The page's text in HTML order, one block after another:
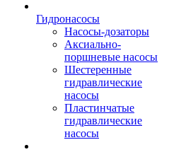
Гидронасосы
Насосы-дозаторы
Аксиально-
поршневые насосы
Шестеренные
гидравлические
насосы
Пластинчатые
гидравлические
насосы